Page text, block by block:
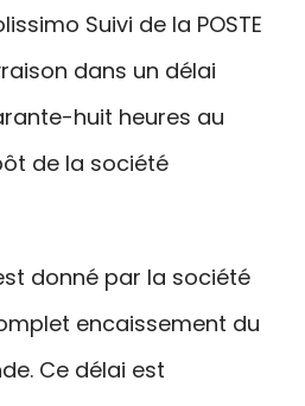
Suivi de la POSTE
dans un délai
huit heures au
de la société
donné par la société
encaissement du
Ce délai est